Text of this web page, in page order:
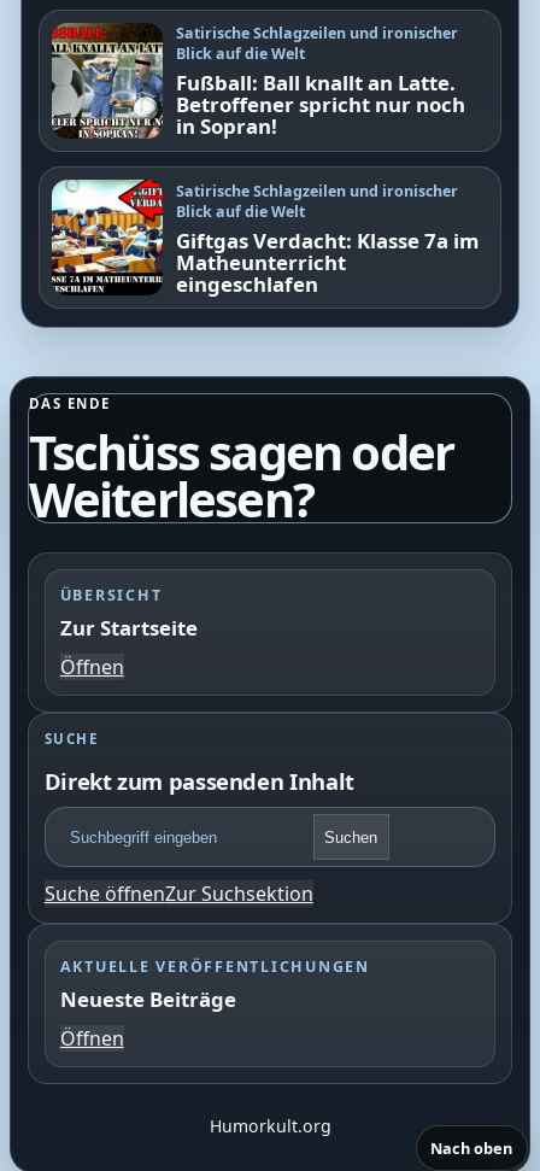
Satirische Schlagzeilen und ironischer
Blick auf die Welt
Fußball: Ball knallt an Latte.
Betroffener spricht nur noch
in Sopran!
Satirische Schlagzeilen und ironischer
Blick auf die Welt
Giftgas Verdacht: Klasse 7a im
Matheunterricht
eingeschlafen
DAS ENDE
Tschüss sagen oder
Weiterlesen?
ÜBERSICHT
Zur Startseite
Öffnen
SUCHE
Direkt zum passenden Inhalt
F
o
o
t
e
r
h
e
Suchen
Suche öffnenZur Suchsektion
AKTUELLE VERÖFFENTLICHUNGEN
Neueste Beiträge
Öffnen
Humorkult.org
Nach oben